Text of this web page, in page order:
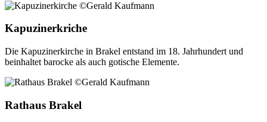
Kapuzinerkriche
Die Kapuzinerkirche in Brakel entstand im 18. Jahrhundert und
beinhaltet barocke als auch gotische Elemente.
Rathaus Brakel